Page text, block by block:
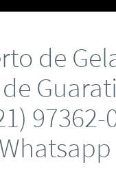
de
97362-
Whatsapp